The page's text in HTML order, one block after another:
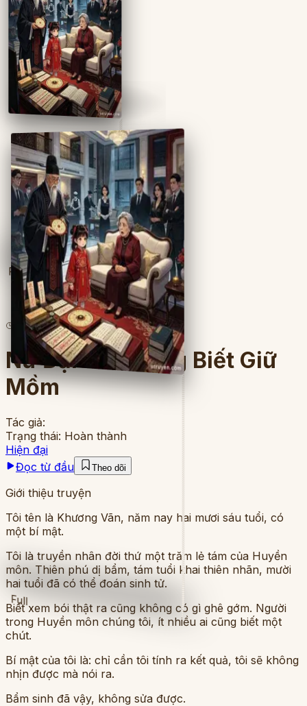
Full
Full
lượt đọc· 6chương
Nữ Đại Sư Không Biết Giữ
Mồm
Tác giả:
Trạng thái: Hoàn thành
Hiện đại
Đọc từ đầu
Theo dõi
Giới thiệu truyện
Tôi tên là Khương Vãn, năm nay hai mươi sáu tuổi, có
một bí mật.
Tôi là truyền nhân đời thứ một trăm lẻ tám của Huyền
môn. Thiên phú dị bẩm, tám tuổi khai thiên nhãn, mười
hai tuổi đã có thể đoán sinh tử.
Biết xem bói thật ra cũng không có gì ghê gớm. Người
trong Huyền môn chúng tôi, ít nhiều ai cũng biết một
chút.
Bí mật của tôi là: chỉ cần tôi tính ra kết quả, tôi sẽ không
nhịn được mà nói ra.
Bẩm sinh đã vậy, không sửa được.